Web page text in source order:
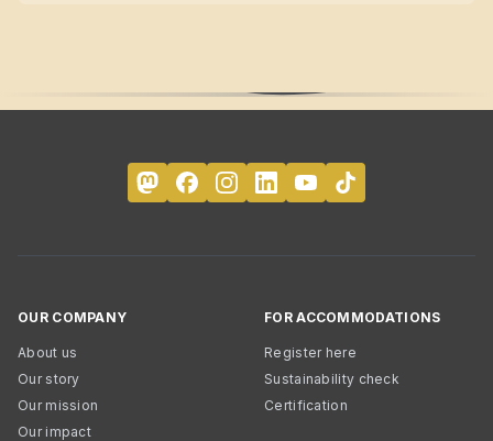
OUR COMPANY
About us
Our story
Our mission
Our impact
FOR ACCOMMODATIONS
Register here
Sustainability check
Certification